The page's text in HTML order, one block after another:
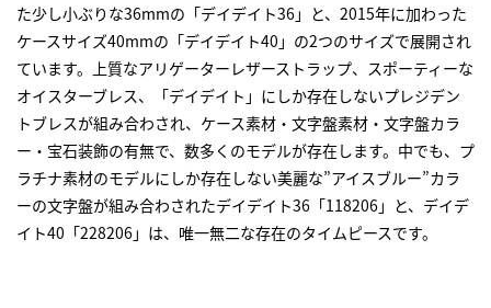
た少し小ぶりな36mmの「デイデイト36」と、2015年に加わった
ケースサイズ40mmの「デイデイト40」の2つのサイズで展開され
ています。上質なアリゲーターレザーストラップ、スポーティーな
オイスターブレス、「デイデイト」にしか存在しないプレジデン
トブレスが組み合わされ、ケース素材・文字盤素材・文字盤カラ
ー・宝石装飾の有無で、数多くのモデルが存在します。中でも、プ
ラチナ素材のモデルにしか存在しない美麗な”アイスブルー”カラ
ーの文字盤が組み合わされたデイデイト36「118206」と、デイデ
イト40「228206」は、唯一無二な存在のタイムピースです。